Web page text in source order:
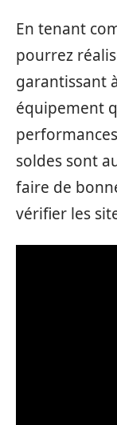
En tenant
pourrez
garantissant
équipement
soldes sont
faire de
vérifier les